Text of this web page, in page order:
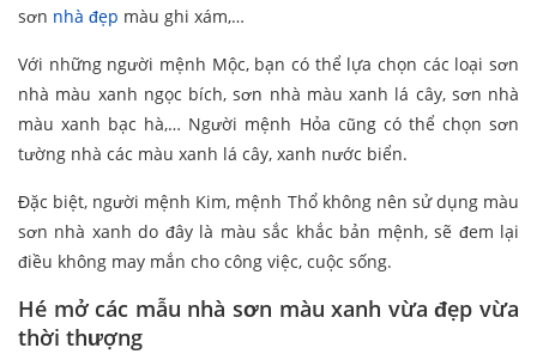
sơn nhà đẹp màu ghi xám,…
Với những người mệnh Mộc, bạn có thể lựa chọn các loại sơn
nhà màu xanh ngọc bích, sơn nhà màu xanh lá cây, sơn nhà
màu xanh bạc hà,… Người mệnh Hỏa cũng có thể chọn sơn
tường nhà các màu xanh lá cây, xanh nước biển.
Đặc biệt, người mệnh Kim, mệnh Thổ không nên sử dụng màu
sơn nhà xanh do đây là màu sắc khắc bản mệnh, sẽ đem lại
điều không may mắn cho công việc, cuộc sống.
Hé mở các mẫu nhà sơn màu xanh vừa đẹp vừa
thời thượng